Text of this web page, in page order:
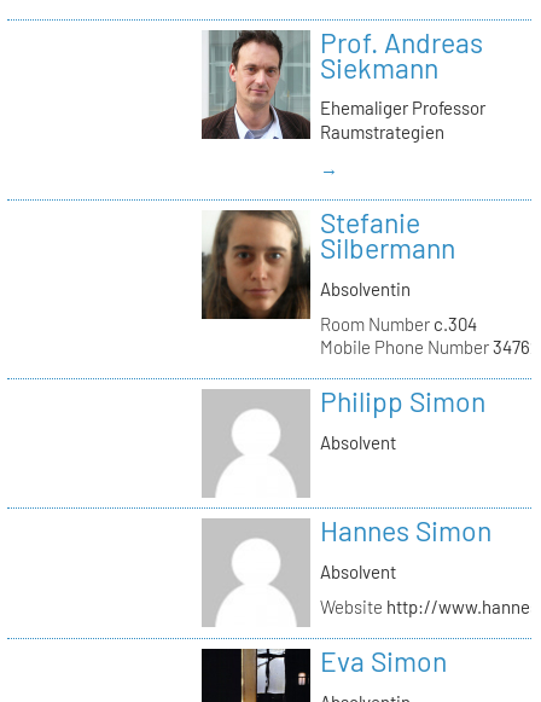
Prof. Andreas
Siekmann
Ehemaliger Professor
Raumstrategien
→
Stefanie
Silbermann
Absolventin
Room Numberc.304
Mobile Phone Number
Philipp Simon
Absolvent
Hannes Simon
Absolvent
Website http://
Eva Simon